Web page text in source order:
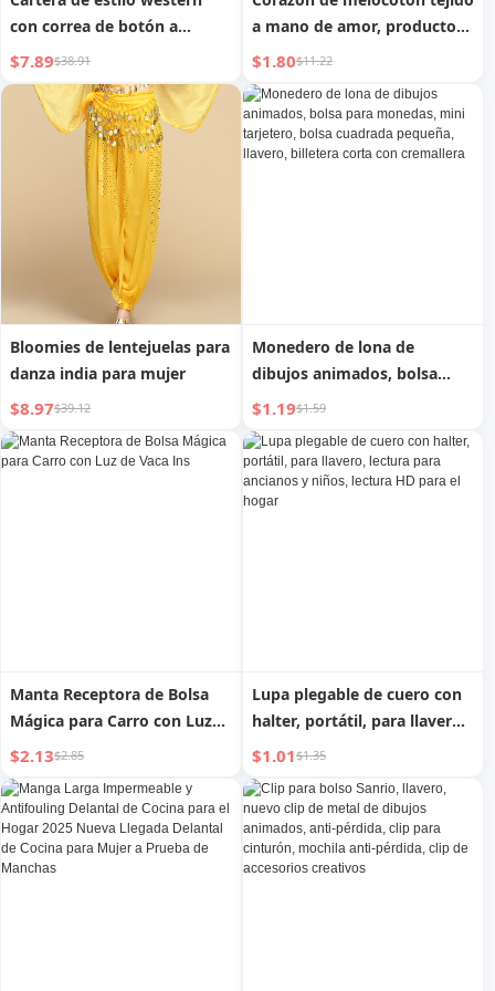
con correa de botón a
presión
$7.89$38.91
a mano de amor, productos
semiacabados, accesorios,
relleno de algodón de lana
$1.80$11.22
Bloomies de lentejuelas para
danza india para mujer
$8.97$39.12
Monedero de lona de
dibujos animados, bolsa
para monedas, mini
tarjetero, bolsa cuadrada
pequeña, llavero, billetera
corta con cremallera
$1.19$1.59
Manta Receptora de Bolsa
Mágica para Carro con Luz
de Vaca Ins
$2.13$2.85
Lupa plegable de cuero con
halter, portátil, para llavero,
lectura para ancianos y
niños, lectura HD para el
hogar
$1.01$1.35